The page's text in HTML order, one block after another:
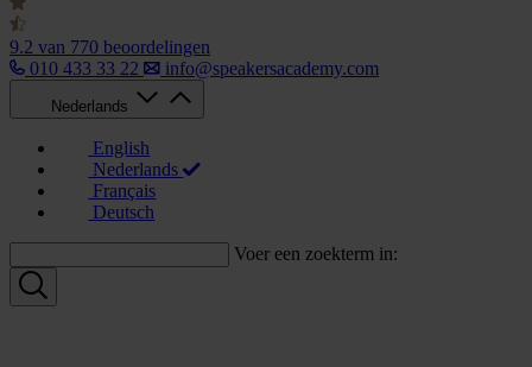
9.2 van 770 beoordelingen
010 433 33 22
info@speakersacademy.com
Nederlands
English
Nederlands
Français
Deutsch
Voer een zoekterm in: